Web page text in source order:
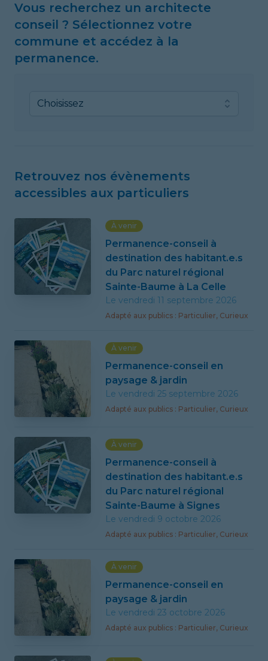
Vous recherchez un architecte
conseil ? Sélectionnez votre
commune et accédez à la
permanence.
Choisissez
Retrouvez nos évènements
accessibles aux particuliers
À venir
Permanence-conseil à
destination des habitant.e.s
du Parc naturel régional
Sainte-Baume à La Celle
Le vendredi 11 septembre 2026
Adapté aux publics : Particulier, Curieux
À venir
Permanence-conseil en
paysage & jardin
Le vendredi 25 septembre 2026
Adapté aux publics : Particulier, Curieux
À venir
Permanence-conseil à
destination des habitant.e.s
du Parc naturel régional
Sainte-Baume à Signes
Le vendredi 9 octobre 2026
Adapté aux publics : Particulier, Curieux
À venir
Permanence-conseil en
paysage & jardin
Le vendredi 23 octobre 2026
Adapté aux publics : Particulier, Curieux